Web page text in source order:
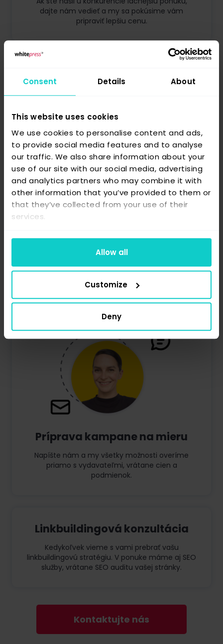
Consent Details About
This website uses cookies
We use cookies to personalise content and ads,
to provide social media features and to analyse
our traffic. We also share information about your
use of our site with our social media, advertising
and analytics partners who may combine it with
other information that you’ve provided to them or
that they’ve collected from your use of their
services.
Allow all
Customize
Deny
dajte nám vedieť a my sa pokúsime vám
pripraviť lepšiu cenu.
Overenie možností
publikovania na portáli
platforme? Napíšte nám a my ho oslovíme na
vám čo najlepšie ceny. Platí aj pre zahraničné
portály.
Príprava kampane na mieru
Napíšte nám a my všetky možnosti overíme
priamo s vydavateľmi, vrátane cien a
podmienok.
Linkbuildingová konzultácia
Kedykoľvek vieme s vami prebrať vašu
linkbuildingovú stratégiu. V ponuke máme aj SEO
služby, vrátane SEO auditu vašej stránky.
Kontaktujte nás